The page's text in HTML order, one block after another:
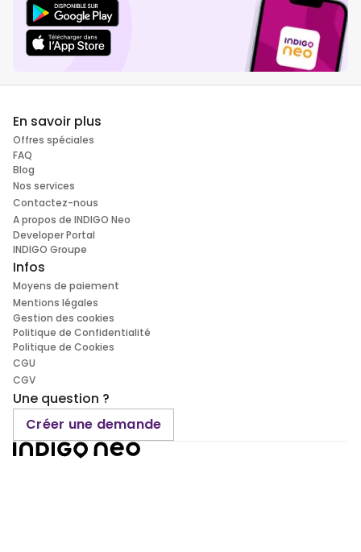
En savoir plus
Offres spéciales
FAQ
Blog
Nos services
Contactez-nous
A propos de INDIGO Neo
Developer Portal
INDIGO Groupe
Infos
Moyens de paiement
Mentions légales
Gestion des cookies
Politique de Confidentialité
Politique de Cookies
CGU
CGV
Une question ?
Créer une demande